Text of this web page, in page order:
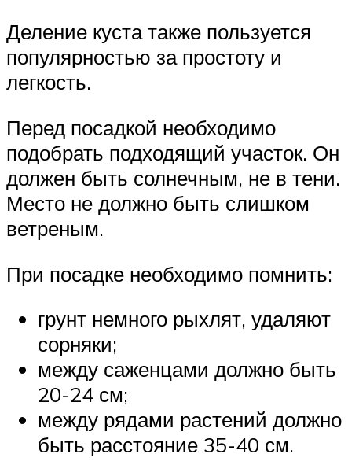
Деление куста также пользуется
популярностью за простоту и
легкость.
Перед посадкой необходимо
подобрать подходящий участок. Он
должен быть солнечным, не в тени.
Место не должно быть слишком
ветреным.
При посадке необходимо помнить:
грунт немного рыхлят, удаляют
сорняки;
между саженцами должно быть
20-24 см;
между рядами растений должно
быть расстояние 35-40 см.